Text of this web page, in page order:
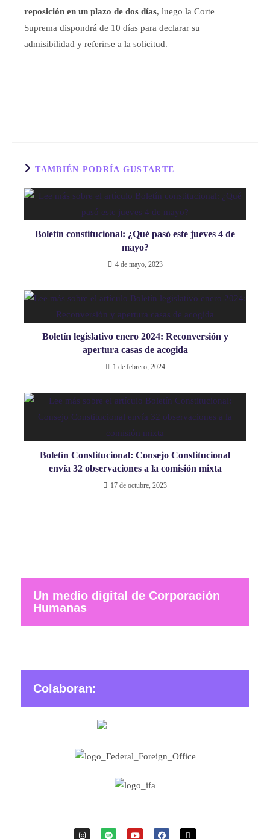
reposición en un plazo de dos días, luego la Corte
Suprema dispondrá de 10 días para declarar su
admisibilidad y referirse a la solicitud.
TAMBIÉN PODRÍA GUSTARTE
Boletín constitucional: ¿Qué pasó este jueves 4 de
mayo?
4 de mayo, 2023
Boletín legislativo enero 2024: Reconversión y
apertura casas de acogida
1 de febrero, 2024
Boletín Constitucional: Consejo Constitucional
envía 32 observaciones a la comisión mixta
17 de octubre, 2023
Un medio digital de Corporación
Humanas
Colaboran: